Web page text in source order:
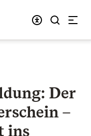
Der
–
ins